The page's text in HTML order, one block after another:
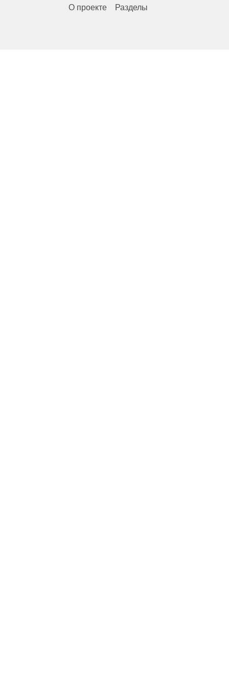
О проекте Разделы